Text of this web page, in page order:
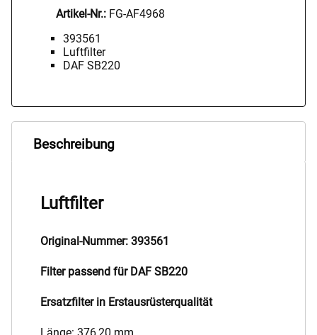
Artikel-Nr.: FG-AF4968
393561
Luftfilter
DAF SB220
Beschreibung
Luftfilter
Original-Nummer: 393561
Filter passend für DAF SB220
Ersatzfilter in Erstausrüsterqualität